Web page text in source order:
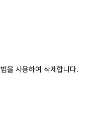
을 사용하여 삭제합니다.